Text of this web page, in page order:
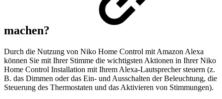
machen?
Durch die Nutzung von Niko Home Control mit Amazon Alexa
können Sie mit Ihrer Stimme die wichtigsten Aktionen in Ihrer Niko
Home Control Installation mit Ihrem Alexa-Lautsprecher steuern (z.
B. das Dimmen oder das Ein- und Ausschalten der Beleuchtung, die
Steuerung des Thermostaten und das Aktivieren von Stimmungen).